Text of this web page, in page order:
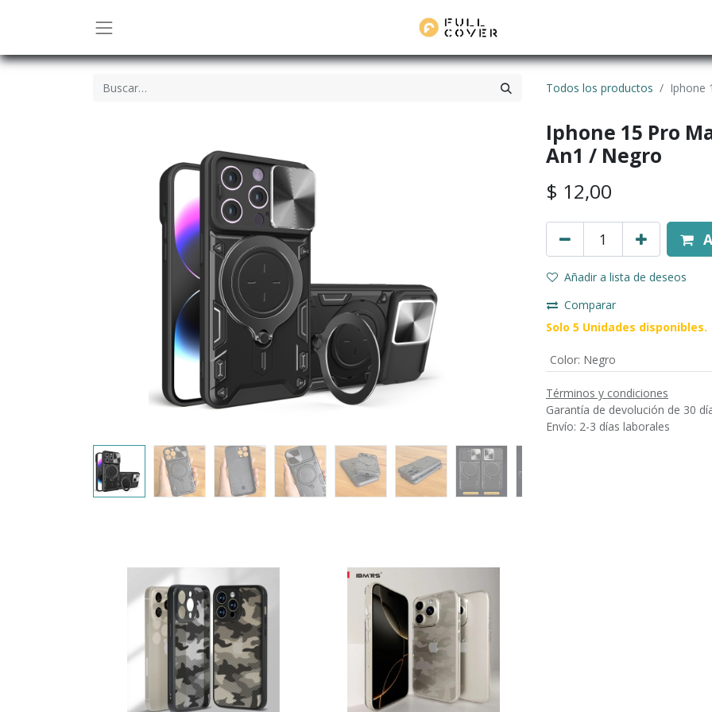
Todos los productos Iphone
Iphone 15 Pro
An1 / Negro
$ 12,00
Añadir a lista de deseos
Comparar
Solo 5 Unidades disponibles.
Color: Negro
Términos y condiciones
Garantía de devolución de 30
Envío: 2-3 días laborales